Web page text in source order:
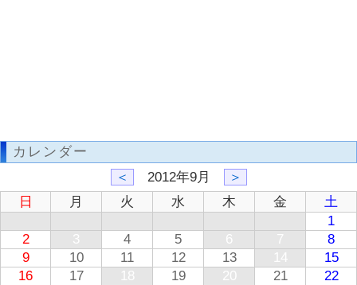
カレンダー
＜
2012年9月
＞
日
月 火 水 木 金
土
1
2
3 4 5 6 7
8
9
10 11 12 13 14
15
16
17 18 19 20 21
22